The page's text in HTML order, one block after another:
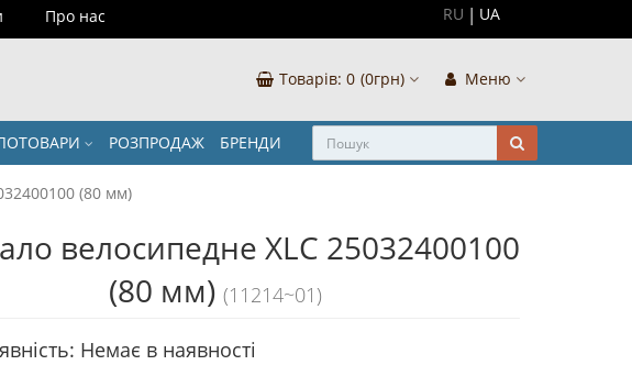
Про нас RU UA
(0грн)
Товарів: 0 Меню
РОЗПРОДАЖ БРЕНДИ
(80 мм)
велосипедне XLC 25032400100
(80 мм) (11214~01)
Немає в наявностi